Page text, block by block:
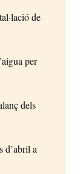
de
per
dels
d’abril a